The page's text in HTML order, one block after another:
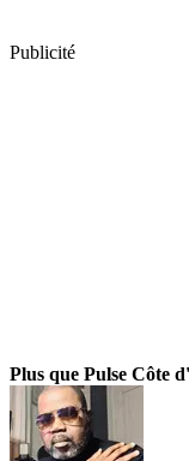
Publicité
Plus que Pulse Côte